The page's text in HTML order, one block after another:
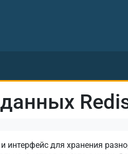
для хранения